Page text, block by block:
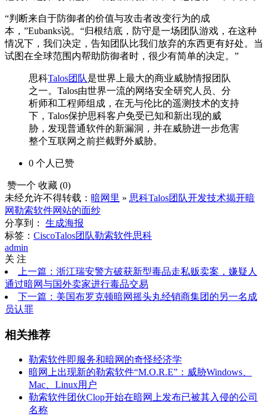
“判断来自于防御者的价值与攻击者改变行为的成
本，”Eubanks说。“归根结底，防守是一场团队游戏，在这种
情况下，我们决定，告知团队比我们放弃的东西更有好处。当
试图在全球范围内帮助防御者时，很少有简单的决定。”
思科Talos团队是世界上最大的商业威胁情报团队
之一。Talos由世界一流的网络安全研究人员、分
析师和工程师组成，在无与伦比的遥测技术的支持
下，Talos保护思科客户免受已知和新出现的威
胁，发现普通软件的新漏洞，并在威胁进一步危害
整个互联网之前拦截野外威胁。
0 个人 已赞
赞一个 收藏 (0)
未经允许不得转载： 暗网里 » 思科Talos团队开发技术揭开暗
网勒索软件网站的面纱
分享到：
生成海报
标签： CiscoTalos团队勒索软件思科
admin
关 注
上一篇：浙江瑞安警方破获新型毒品走私贩卖案，嫌疑人
通过暗网与国外卖家进行毒品交易
下一篇：美国布罗克顿暗网摇头丸经销商集团的另一名成
员认罪
相关推荐
勒索软件即服务和暗网的奇怪经济学
暗网上出现新的勒索软件“M.O.R.E”：威胁Windows、
Mac、Linux用户
勒索软件团伙Clop开始在暗网上发布已被其入侵的公司
名称